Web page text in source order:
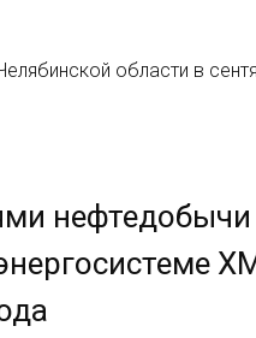
области в